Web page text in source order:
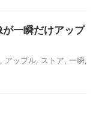
一瞬だけアップ
アップル ストア 一瞬